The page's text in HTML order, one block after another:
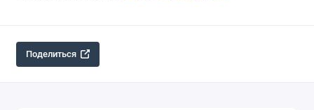
Поделиться